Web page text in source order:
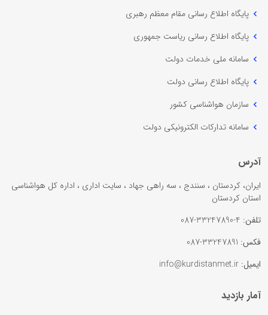
پایگاه اطلاع رسانی مقام معظم رهبری
پایگاه اطلاع رسانی ریاست جمهوری
سامانه ملی خدمات دولت
پایگاه اطلاع رسانی دولت
سازمان هواشناسی کشور
سامانه تدارکات الکترونیکی دولت
آدرس
ایران، کردستان ، سنندج ، سه راهی جهاد ، سایت اداری ، اداره کل هواشناسی
استان کردستان
تلفن:
فکس:
ایمیل:
آمار بازدید